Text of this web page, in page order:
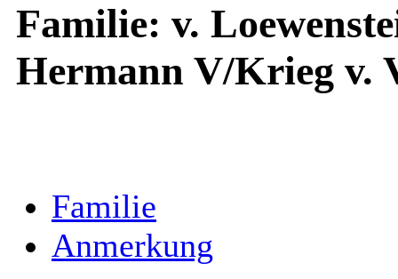
Familie: v.
Hermann V/Krieg v.
Familie
Anmerkung